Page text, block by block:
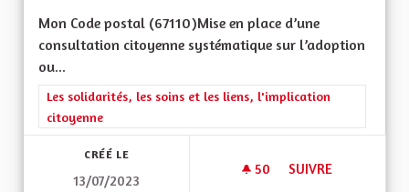
Mon Code postal (67110)Mise en place d’une
consultation citoyenne systématique sur l’adoption
ou...
Filtrer les résultats de la catégorie : Les solidarités, les soins
Les solidarités, les soins et les liens, l'implication
citoyenne
CRÉÉ LE
13/07/2023
50 50 ABONNÉS
SUIVRE